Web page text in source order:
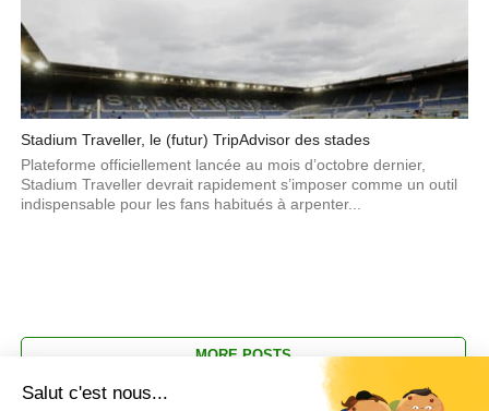
Stadium Traveller, le (futur) TripAdvisor des stades
Plateforme officiellement lancée au mois d’octobre dernier,
Stadium Traveller devrait rapidement s’imposer comme un outil
indispensable pour les fans habitués à arpenter...
MORE POSTS